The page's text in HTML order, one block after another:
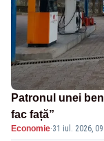
Patronul unei
fac față”
Economie·31 iul. 2026,